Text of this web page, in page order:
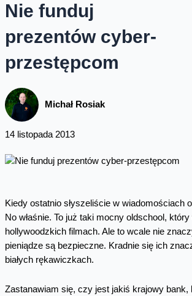
Nie funduj
prezentów cyber-
przestępcom
Michał Rosiak
14 listopada 2013
Kiedy ostatnio słyszeliście w wiadomościach
No właśnie. To już taki mocny oldschool,
hollywoodzkich filmach. Ale to wcale nie
pieniądze są bezpieczne. Kradnie się ich
białych rękawiczkach.
Zastanawiam się, czy jest jakiś krajowy bank,